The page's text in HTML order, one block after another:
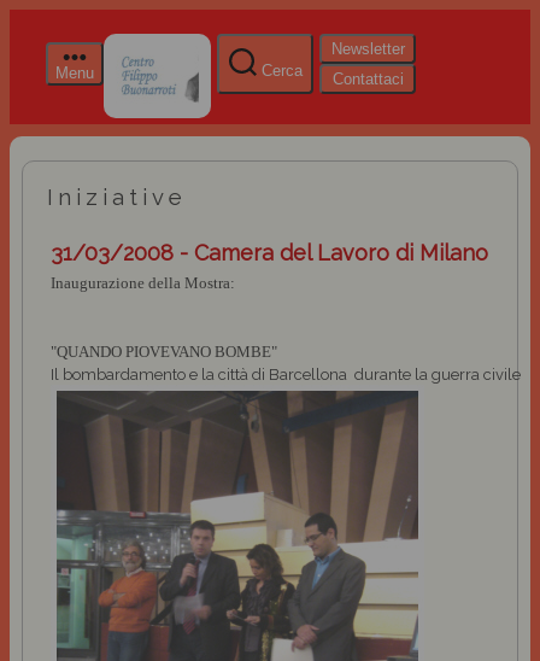
Menu Cerca
Newsletter
Contattaci
Iniziative
31/03/2008 - Camera del Lavoro di Milano
Inaugurazione della Mostra:
"QUANDO PIOVEVANO BOMBE"
Il bombardamento e la città di Barcellona durante la guerra civile